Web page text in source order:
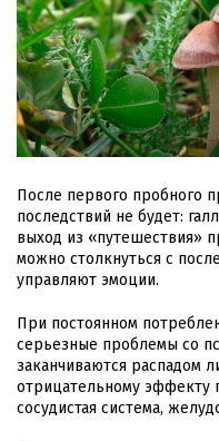
После первого пробного
последствий не будет:
выход из «путешествия»
можно столкнуться с
управляют эмоции.
При постоянном
серьезные проблемы со
заканчиваются распадом
отрицательному эффекту
сосудистая система,